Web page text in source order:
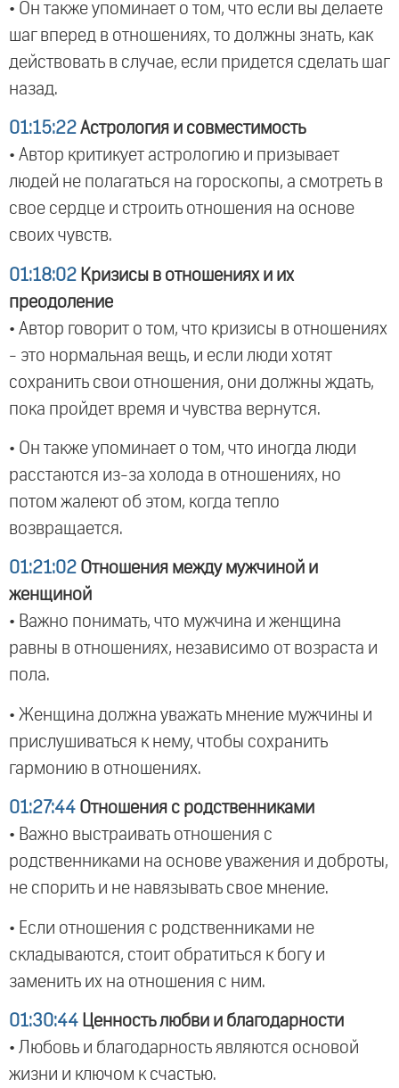
• Он также упоминает о том, что если вы делаете
шаг вперед в отношениях, то должны знать, как
действовать в случае, если придется сделать шаг
назад.
01:15:22 Астрология и совместимость
• Автор критикует астрологию и призывает
людей не полагаться на гороскопы, а смотреть в
свое сердце и строить отношения на основе
своих чувств.
01:18:02 Кризисы в отношениях и их
преодоление
• Автор говорит о том, что кризисы в отношениях
- это нормальная вещь, и если люди хотят
сохранить свои отношения, они должны ждать,
пока пройдет время и чувства вернутся.
• Он также упоминает о том, что иногда люди
расстаются из-за холода в отношениях, но
потом жалеют об этом, когда тепло
возвращается.
01:21:02 Отношения между мужчиной и
женщиной
• Важно понимать, что мужчина и женщина
равны в отношениях, независимо от возраста и
пола.
• Женщина должна уважать мнение мужчины и
прислушиваться к нему, чтобы сохранить
гармонию в отношениях.
01:27:44 Отношения с родственниками
• Важно выстраивать отношения с
родственниками на основе уважения и доброты,
не спорить и не навязывать свое мнение.
• Если отношения с родственниками не
складываются, стоит обратиться к богу и
заменить их на отношения с ним.
01:30:44 Ценность любви и благодарности
• Любовь и благодарность являются основой
жизни и ключом к счастью.